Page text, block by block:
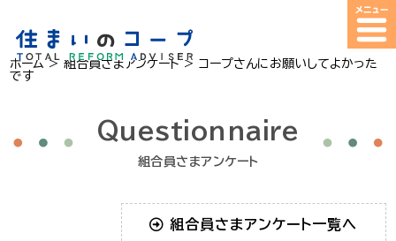
ホーム>組合員さまアンケート>コープさんにお願いしてよかった
です
Questionnaire
組合員さまアンケート
組合員さまアンケート一覧へ